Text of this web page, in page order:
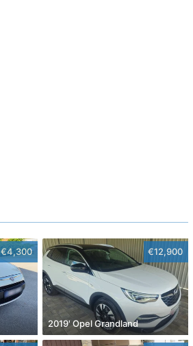
€4,300 €12,900
2019' Opel Grandland